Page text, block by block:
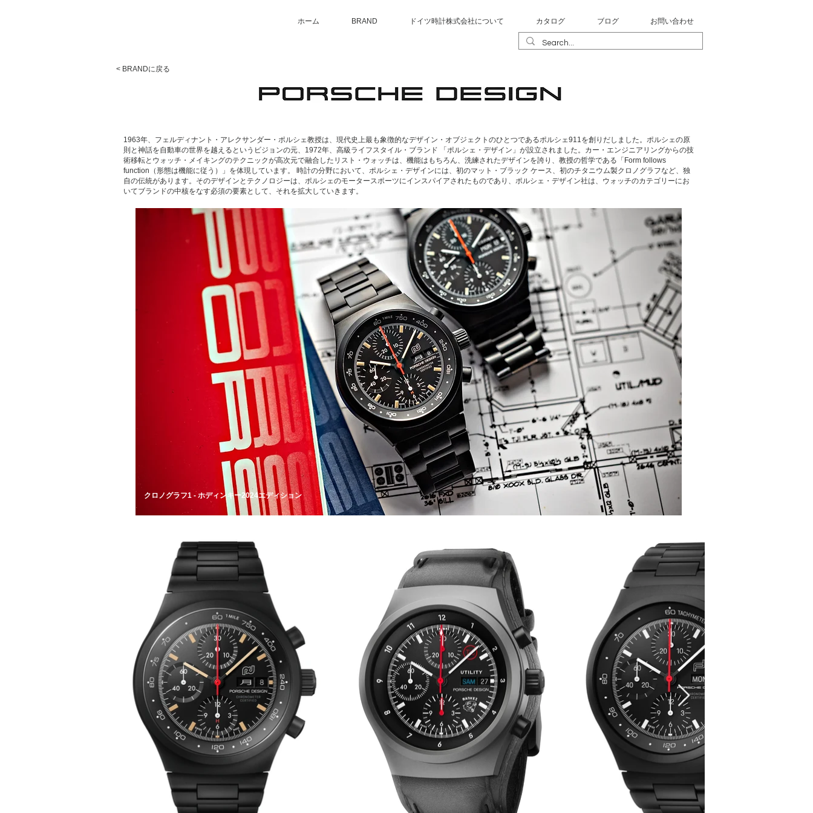
ホーム BRAND ドイツ時計株式会社について カタログ ブログ お問い合わせ
< BRANDに戻る
1963年、フェルディナント・アレクサンダー・ポルシェ教授は、現代史上最も象徴的なデザイン・オブジェクトのひとつであるポルシェ911を創りだしました。ポルシェの原
則と神話を自動車の世界を越えるというビジョンの元、1972年、高級ライフスタイル・ブランド 「ポルシェ・デザイン」が設立されました。カー・エンジニアリングからの技
術移転とウォッチ・メイキングのテクニックが高次元で融合したリスト・ウォッチは、機能はもちろん、洗練されたデザインを誇り、教授の哲学である「Form follows
function（形態は機能に従う）」を体現しています。 時計の分野において、ポルシェ・デザインには、初のマット・ブラック ケース、初のチタニウム製クロノグラフなど、独
自の伝統があります。そのデザインとテクノロジーは、ポルシェのモータースポーツにインスパイアされたものであり、ポルシェ・デザイン社は、ウォッチのカテゴリーにお
いてブランドの中核をなす必須の要素として、それを拡大していきます。
​クロノグラフ1 - ホディンキー2024エディション